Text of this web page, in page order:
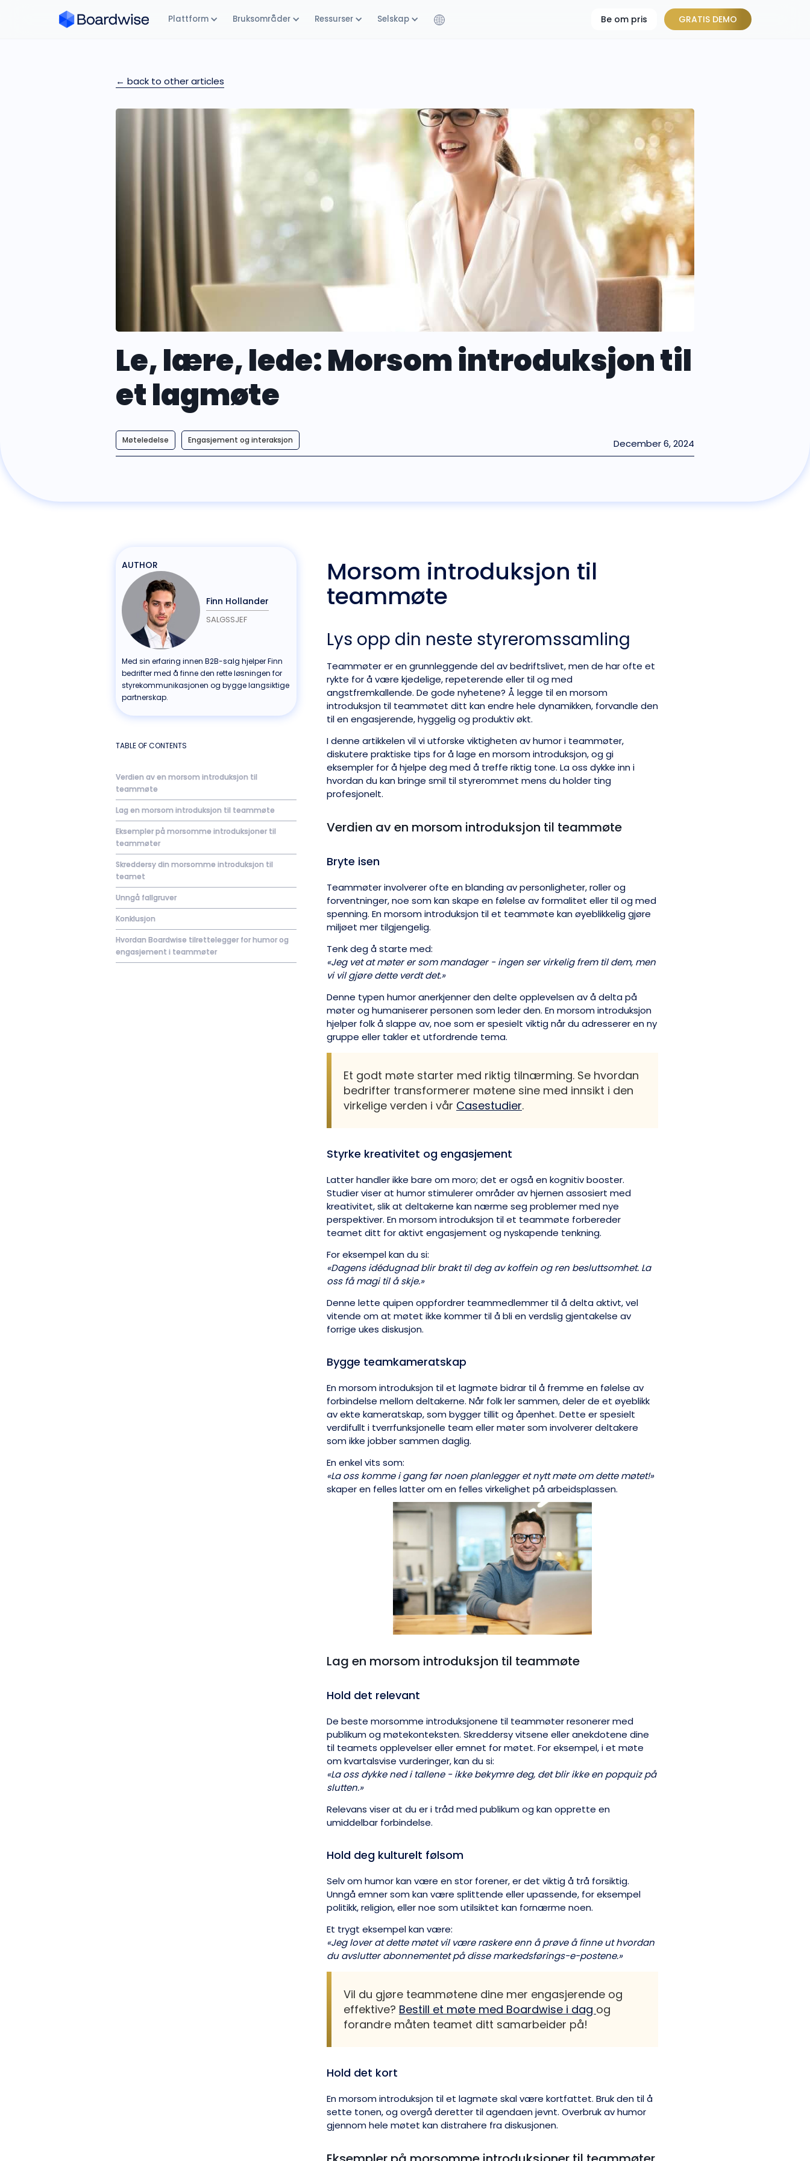
Plattform Bruksområder Ressurser Selskap Be om pris GRATIS DEMO
← back to other articles
Le, lære, lede: Morsom introduksjon til
et lagmøte
Møteledelse Engasjement og interaksjon December 6, 2024
AUTHOR
Finn Hollander
SALGSSJEF
Med sin erfaring innen B2B-salg hjelper Finn
bedrifter med å finne den rette løsningen for
styrekommunikasjonen og bygge langsiktige
partnerskap.
TABLE OF CONTENTS
Verdien av en morsom introduksjon til
teammøte
Lag en morsom introduksjon til teammøte
Eksempler på morsomme introduksjoner til
teammøter
Skreddersy din morsomme introduksjon til
teamet
Unngå fallgruver
Konklusjon
Hvordan Boardwise tilrettelegger for humor og
engasjement i teammøter
Morsom introduksjon til
teammøte
Lys opp din neste styreromssamling
Teammøter er en grunnleggende del av bedriftslivet, men de har ofte et
rykte for å være kjedelige, repeterende eller til og med
angstfremkallende. De gode nyhetene? Å legge til en morsom
introduksjon til teammøtet ditt kan endre hele dynamikken, forvandle den
til en engasjerende, hyggelig og produktiv økt.
I denne artikkelen vil vi utforske viktigheten av humor i teammøter,
diskutere praktiske tips for å lage en morsom introduksjon, og gi
eksempler for å hjelpe deg med å treffe riktig tone. La oss dykke inn i
hvordan du kan bringe smil til styrerommet mens du holder ting
profesjonelt.
Verdien av en morsom introduksjon til teammøte
Bryte isen
Teammøter involverer ofte en blanding av personligheter, roller og
forventninger, noe som kan skape en følelse av formalitet eller til og med
spenning. En morsom introduksjon til et teammøte kan øyeblikkelig gjøre
miljøet mer tilgjengelig.
Tenk deg å starte med:
«Jeg vet at møter er som mandager - ingen ser virkelig frem til dem, men
vi vil gjøre dette verdt det.»
Denne typen humor anerkjenner den delte opplevelsen av å delta på
møter og humaniserer personen som leder den. En morsom introduksjon
hjelper folk å slappe av, noe som er spesielt viktig når du adresserer en ny
gruppe eller takler et utfordrende tema.
Et godt møte starter med riktig tilnærming. Se hvordan
bedrifter transformerer møtene sine med innsikt i den
virkelige verden i vår Casestudier.
Styrke kreativitet og engasjement
Latter handler ikke bare om moro; det er også en kognitiv booster.
Studier viser at humor stimulerer områder av hjernen assosiert med
kreativitet, slik at deltakerne kan nærme seg problemer med nye
perspektiver. En morsom introduksjon til et teammøte forbereder
teamet ditt for aktivt engasjement og nyskapende tenkning.
For eksempel kan du si:
«Dagens idédugnad blir brakt til deg av koffein og ren besluttsomhet. La
oss få magi til å skje.»
Denne lette quipen oppfordrer teammedlemmer til å delta aktivt, vel
vitende om at møtet ikke kommer til å bli en verdslig gjentakelse av
forrige ukes diskusjon.
Bygge teamkameratskap
En morsom introduksjon til et lagmøte bidrar til å fremme en følelse av
forbindelse mellom deltakerne. Når folk ler sammen, deler de et øyeblikk
av ekte kameratskap, som bygger tillit og åpenhet. Dette er spesielt
verdifullt i tverrfunksjonelle team eller møter som involverer deltakere
som ikke jobber sammen daglig.
En enkel vits som:
«La oss komme i gang før noen planlegger et nytt møte om dette møtet!»
skaper en felles latter om en felles virkelighet på arbeidsplassen.
Lag en morsom introduksjon til teammøte
Hold det relevant
De beste morsomme introduksjonene til teammøter resonerer med
publikum og møtekonteksten. Skreddersy vitsene eller anekdotene dine
til teamets opplevelser eller emnet for møtet. For eksempel, i et møte
om kvartalsvise vurderinger, kan du si:
«La oss dykke ned i tallene - ikke bekymre deg, det blir ikke en popquiz på
slutten.»
Relevans viser at du er i tråd med publikum og kan opprette en
umiddelbar forbindelse.
Hold deg kulturelt følsom
Selv om humor kan være en stor forener, er det viktig å trå forsiktig.
Unngå emner som kan være splittende eller upassende, for eksempel
politikk, religion, eller noe som utilsiktet kan fornærme noen.
Et trygt eksempel kan være:
«Jeg lover at dette møtet vil være raskere enn å prøve å finne ut hvordan
du avslutter abonnementet på disse markedsførings-e-postene.»
Vil du gjøre teammøtene dine mer engasjerende og
effektive? Bestill et møte med Boardwise i dag og
forandre måten teamet ditt samarbeider på!
Hold det kort
En morsom introduksjon til et lagmøte skal være kortfattet. Bruk den til å
sette tonen, og overgå deretter til agendaen jevnt. Overbruk av humor
gjennom hele møtet kan distrahere fra diskusjonen.